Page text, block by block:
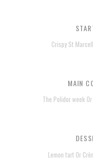
Crispy St
MAIN
The Polidor week
Lemon tart Or